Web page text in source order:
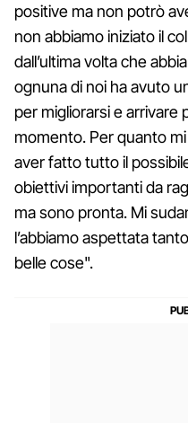
positive ma non potrò
non abbiamo iniziato il
dall’ultima volta che
ognuna di noi ha avuto
per migliorarsi e arrivare
momento. Per quanto
aver fatto tutto il
obiettivi importanti da
ma sono pronta. Mi
l’abbiamo aspettata
belle cose".